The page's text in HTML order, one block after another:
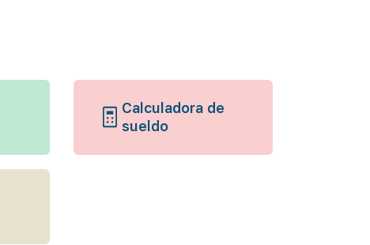
Calculadora de
sueldo